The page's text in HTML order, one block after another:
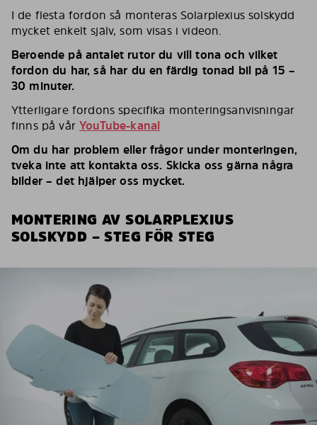
I de flesta fordon så monteras Solarplexius solskydd
mycket enkelt själv, som visas i videon.
Beroende på antalet rutor du vill tona och vilket
fordon du har, så har du en färdig tonad bil på 15 –
30 minuter.
Ytterligare fordons specifika monteringsanvisningar
finns på vårYouTube-kanal
Om du har problem eller frågor under monteringen,
tveka inte att kontakta oss. Skicka oss gärna några
bilder – det hjälper oss mycket.
MONTERING AV SOLARPLEXIUS
SOLSKYDD – STEG FÖR STEG